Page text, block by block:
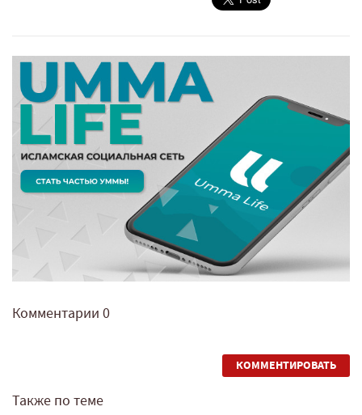
Комментарии 0
КОММЕНТИРОВАТЬ
Также по теме